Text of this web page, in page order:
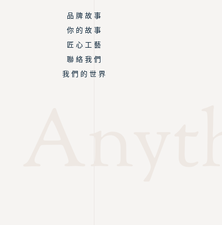
品 牌 故 事
你 的 故 事
匠 心 工 藝
聯 絡 我 們
我 們 的 世 界